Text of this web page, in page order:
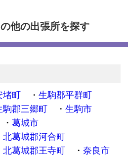
他の出張所を探す
町
生駒郡平群町
駒郡三郷町
生駒市
葛城市
北葛城郡河合町
北葛城郡王寺町
奈良市